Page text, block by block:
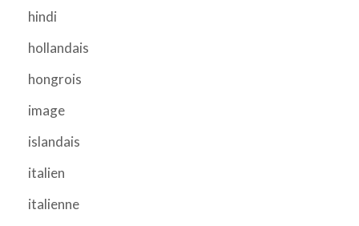
hindi
hollandais
hongrois
image
islandais
italien
italienne